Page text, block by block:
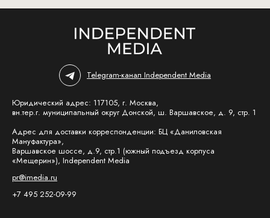
Telegram-канал Independent Media
Юридический адрес: 117105, г. Москва,
вн.тер.г. муниципальный округ Донской, ш. Варшавское, д. 9, стр. 1
Адрес для доставки корреспонденции: БЦ «Даниловская
Мануфактура»,
Варшавское шоссе, д.9, стр.1 (южный подъезд корпуса
«Мещерин»), Independent Media
pr@imedia.ru
+7 495 252-09-99